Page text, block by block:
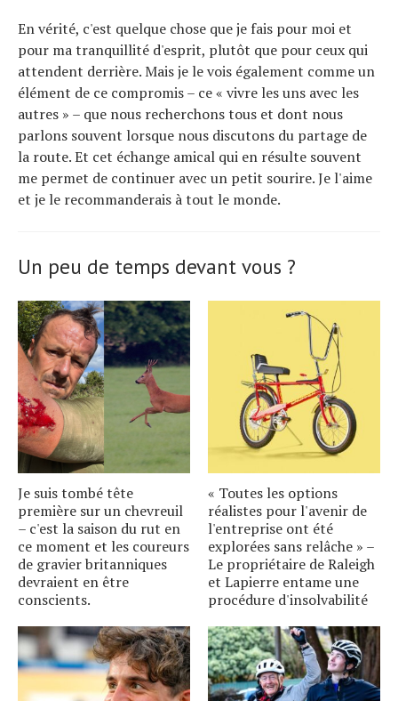
En vérité, c'est quelque chose que je fais pour moi et
pour ma tranquillité d'esprit, plutôt que pour ceux qui
attendent derrière. Mais je le vois également comme un
élément de ce compromis – ce « vivre les uns avec les
autres » – que nous recherchons tous et dont nous
parlons souvent lorsque nous discutons du partage de
la route. Et cet échange amical qui en résulte souvent
me permet de continuer avec un petit sourire. Je l'aime
et je le recommanderais à tout le monde.
Un peu de temps devant vous ?
Je suis tombé tête
première sur un chevreuil
– c'est la saison du rut en
ce moment et les coureurs
de gravier britanniques
devraient en être
conscients.
« Toutes les options
réalistes pour l'avenir de
l'entreprise ont été
explorées sans relâche » –
Le propriétaire de Raleigh
et Lapierre entame une
procédure d'insolvabilité